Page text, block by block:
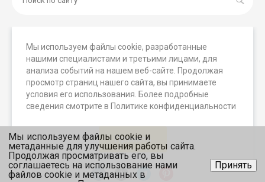
Мы используем файлы cookie, разработанные
нашими специалистами и третьими лицами, для
анализа событий на нашем веб-сайте. Продолжая
просмотр страниц нашего сайта, вы принимаете
условия его использования. Более подробные
сведения смотрите в Политике конфиденциальности
Принять
© 2026 Мегамашины, Все права защищены. Вся
представленная на сайте информация носит исключительно
информационный характер и ни при каких условиях не
является публичной офертой, определяемой положениями
статьи 437 (2) ГК РФ.
Мы используем файлы cookie и
метаданные для улучшения работы сайта.
Продолжая просматривать его, вы
соглашаетесь на использование нами
файлов cookie и метаданных в
Принять